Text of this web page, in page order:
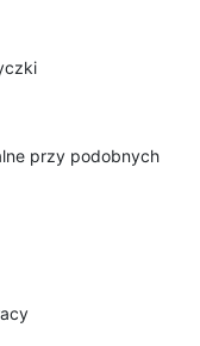
przy podobnych